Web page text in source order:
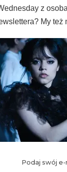
z
My też